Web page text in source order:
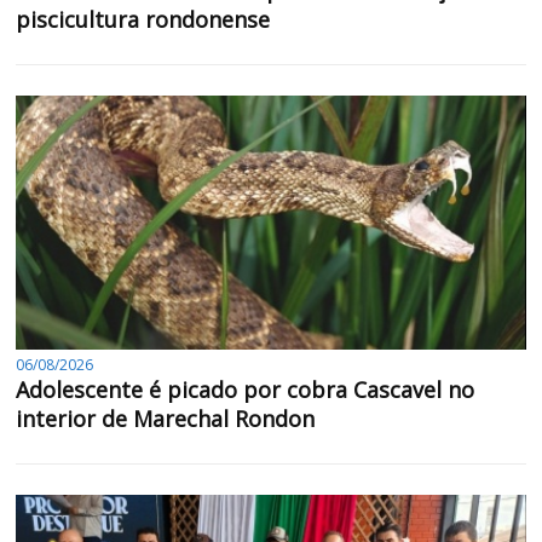
piscicultura rondonense
06/08/2026
Adolescente é picado por cobra Cascavel no
interior de Marechal Rondon